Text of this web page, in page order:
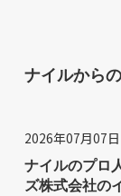
ナイルから
2026年07月07日
ナイルのプロ
ズ株式会社の